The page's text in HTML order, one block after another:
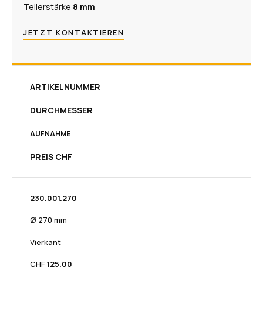
Tellerstärke 8 mm​
JETZT KONTAKTIEREN
ARTIKELNUMMER
DURCHMESSER
AUFNAHME
PREIS CHF
230.001.270​
Ø 270 mm
Vierkant
CHF125.00​